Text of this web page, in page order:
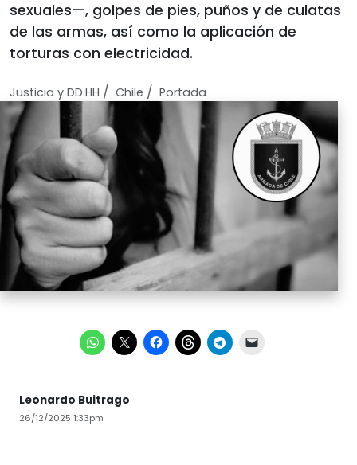
sexuales—, golpes de pies, puños y de culatas
de las armas, así como la aplicación de
torturas con electricidad.
Justicia y DD.HH / Chile / Portada
Leonardo Buitrago
26/12/2025 1:33pm